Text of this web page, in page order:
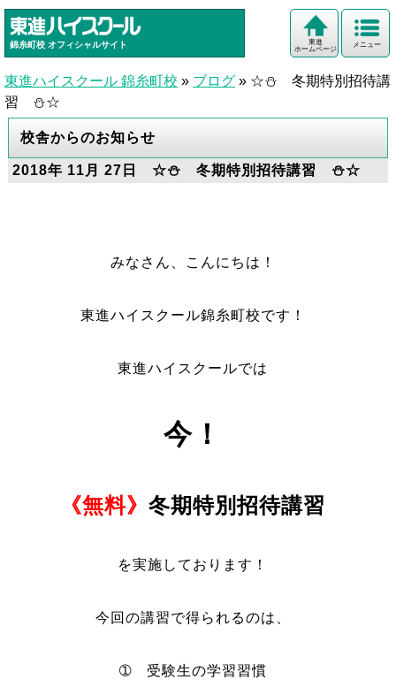
錦糸町校 オフィシャルサイト メニュー
東進
ホームページ
東進ハイスクール 錦糸町校 » ブログ » ☆⛄ 冬期特別招待講
習 ⛄☆
校舎からのお知らせ
2018年 11月 27日 ☆⛄ 冬期特別招待講習 ⛄☆
みなさん、こんにちは！
東進ハイスクール錦糸町校です！
東進ハイスクールでは
今！
《無料》冬期特別招待講習
を実施しております！
今回の講習で得られるのは、
➀ 受験生の学習習慣